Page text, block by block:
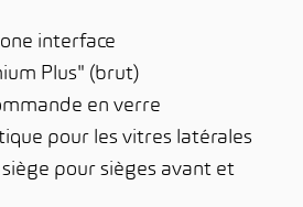
interface
Plus" (brut)
en verre
pour les vitres latérales
pour sièges avant et